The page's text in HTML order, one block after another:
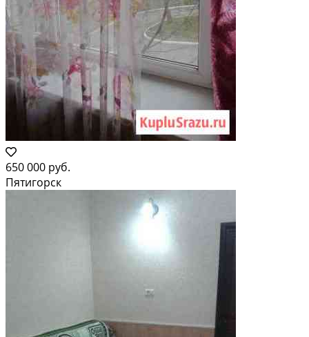
650 000 руб.
Пятигорск